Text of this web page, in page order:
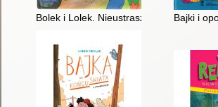
Bolek i Lolek. Nieustraszeni wędrowcy i
Bajki i